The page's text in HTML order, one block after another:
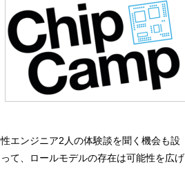
エンジニア2人の体験談を聞く機会も設
て、ロールモデルの存在は可能性を広げ